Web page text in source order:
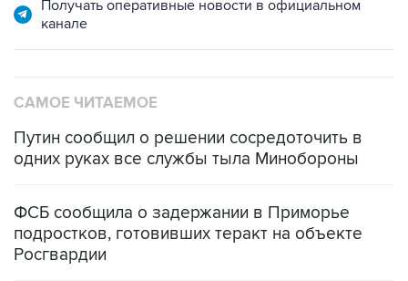
Получать оперативные новости в официальном
канале
САМОЕ ЧИТАЕМОЕ
Путин сообщил о решении сосредоточить в
одних руках все службы тыла Минобороны
ФСБ сообщила о задержании в Приморье
подростков, готовивших теракт на объекте
Росгвардии